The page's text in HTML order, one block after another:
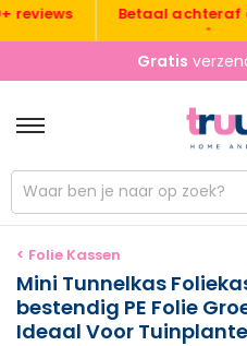
Betaal achteraf of
Gratis
< Folie Kassen
Mini Tunnelkas
bestendig PE Folie
Ideaal Voor